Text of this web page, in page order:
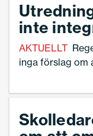
inte
AKTUELLT
inga förslag om
på stora